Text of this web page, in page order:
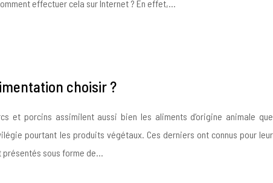
effectuer cela sur Internet ? En effet,…
choisir ?
et porcins assimilent aussi bien les aliments d’origine animale que
pourtant les produits végétaux. Ces derniers ont connus pour leur
présentés sous forme de…